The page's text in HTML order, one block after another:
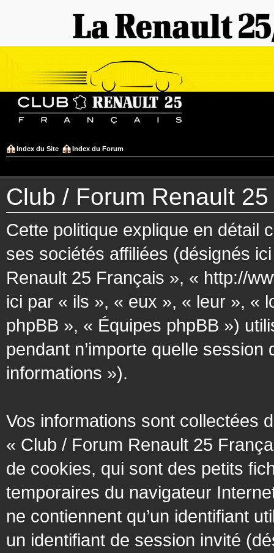
Index du Site Index du Forum
Club / Forum Renault
Cette politique explique en détail
ses sociétés affiliées (désignés
Renault 25 Français », « http://
ici par « ils », « eux », « leur », «
phpBB », « Équipes phpBB »)
pendant n’importe quelle
informations »).
Vos informations sont collectées
« Club / Forum Renault 25
de cookies, qui sont des petits
temporaires du navigateur
ne contiennent qu’un identifiant
un identifiant de session invité